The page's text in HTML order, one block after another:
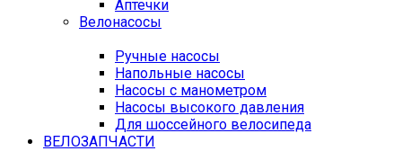
Аптечки
Велонасосы
Ручные насосы
Напольные насосы
Насосы с манометром
Насосы высокого давления
Для шоссейного велосипеда
ВЕЛОЗАПЧАСТИ